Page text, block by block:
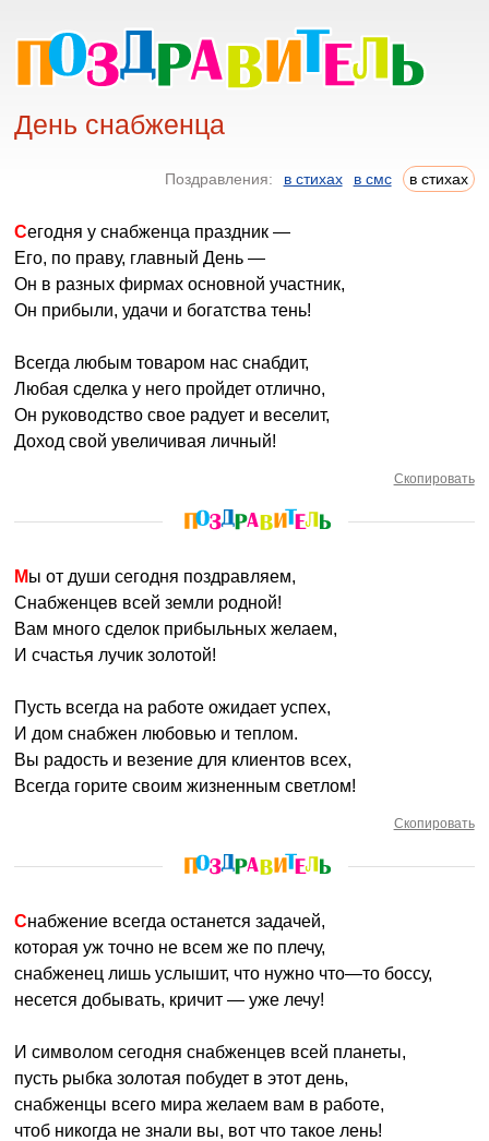
День снабженца
Поздравления: в стихах в смс в стихах
Сегодня у снабженца праздник —
Его, по праву, главный День —
Он в разных фирмах основной участник,
Он прибыли, удачи и богатства тень!
Всегда любым товаром нас снабдит,
Любая сделка у него пройдет отлично,
Он руководство свое радует и веселит,
Доход свой увеличивая личный!
Скопировать
Мы от души сегодня поздравляем,
Снабженцев всей земли родной!
Вам много сделок прибыльных желаем,
И счастья лучик золотой!
Пусть всегда на работе ожидает успех,
И дом снабжен любовью и теплом.
Вы радость и везение для клиентов всех,
Всегда горите своим жизненным светлом!
Скопировать
Снабжение всегда останется задачей,
которая уж точно не всем же по плечу,
снабженец лишь услышит, что нужно что—то боссу,
несется добывать, кричит — уже лечу!
И символом сегодня снабженцев всей планеты,
пусть рыбка золотая побудет в этот день,
снабженцы всего мира желаем вам в работе,
чтоб никогда не знали вы, вот что такое лень!